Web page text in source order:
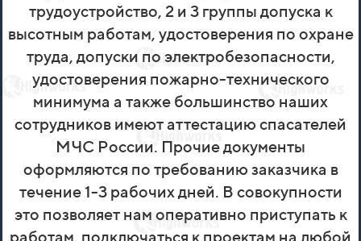
трудоустройство, 2 и 3 группы допуска к
высотным работам, удостоверения по охране
труда, допуски по электробезопасности,
удостоверения пожарно-технического
минимума а также большинство наших
сотрудников имеют аттестацию спасателей
МЧС России. Прочие документы
оформляются по требованию заказчика в
течение 1-3 рабочих дней. В совокупности
это позволяет нам оперативно приступать к
работам, подключаться к проектам на любой